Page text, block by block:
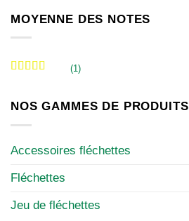
MOYENNE DES NOTES
(1)
NOS GAMMES DE PRODUITS
Accessoires fléchettes
Fléchettes
Jeu de fléchettes